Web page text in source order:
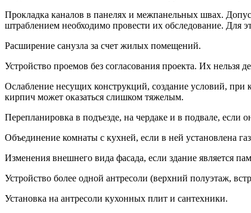
Прокладка каналов в панелях и межпанельных швах.
штраблением необходимо провести их обследование. Для
Расширение санузла за счет жилых помещений.
Устройство проемов без согласования проекта. Их
Ослабление несущих конструкций, создание условий,
кирпич может оказаться слишком тяжелым.
Перепланировка в подъезде, на чердаке и в подвале,
Объединение комнаты с кухней, если в ней установлена
Изменения внешнего вида фасада, если здание является
Устройство более одной антресоли (верхний полуэтаж,
Установка на антресоли кухонных плит и сантехники.